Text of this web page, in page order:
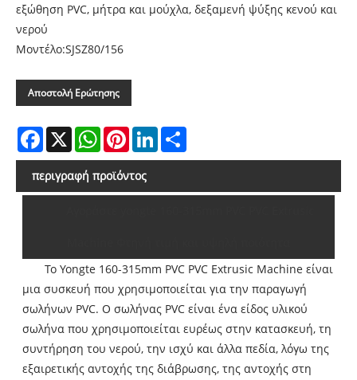
εξώθηση PVC, μήτρα και μούχλα, δεξαμενή ψύξης κενού και
νερού
Μοντέλο:SJSZ80/156
Αποστολή Ερώτησης
Facebook
X WhatsAppPinterestLinkedIn
περιγραφή προϊόντος
Το Yongte 160-315mm PVC PVC Extrusic Machine είναι
μια συσκευή που χρησιμοποιείται για την παραγωγή
σωλήνων PVC. Ο σωλήνας PVC είναι ένα είδος υλικού
σωλήνα που χρησιμοποιείται ευρέως στην κατασκευή, τη
συντήρηση του νερού, την ισχύ και άλλα πεδία, λόγω της
εξαιρετικής αντοχής της διάβρωσης, της αντοχής στη